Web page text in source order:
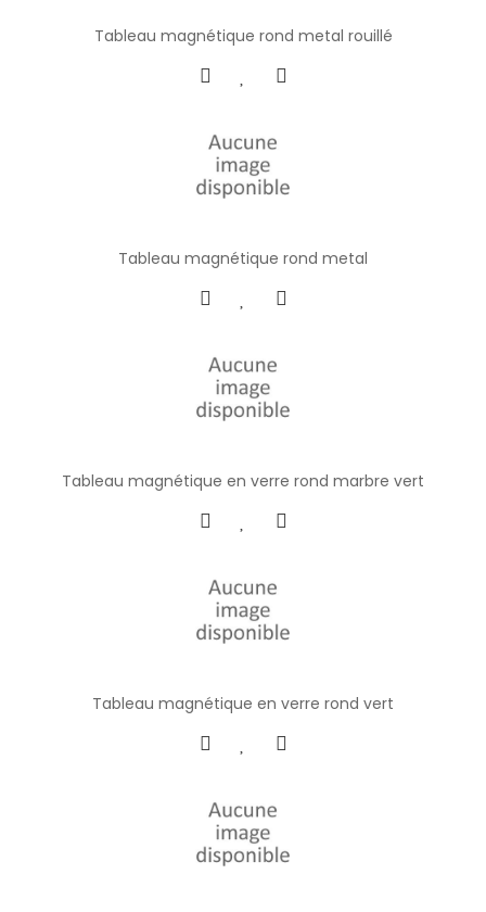
Tableau magnétique rond metal rouillé
Tableau magnétique rond metal
Tableau magnétique en verre rond marbre vert
Tableau magnétique en verre rond vert